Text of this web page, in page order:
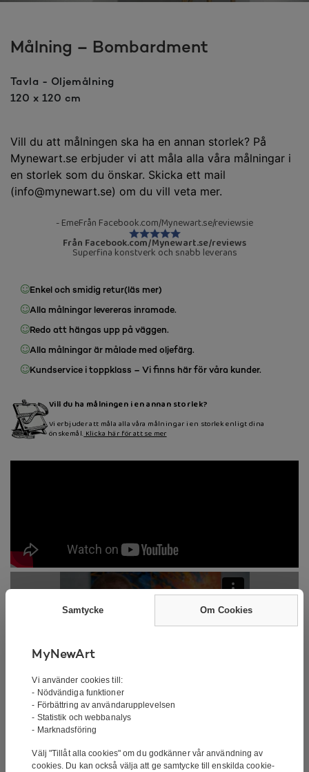
Målning – Bombardment
Tavla - Oljemålning
120 x 120 cm
Vill du att målningen ska ha en annan storlek? På
Mynewart.se erbjuder vi att måla alla våra målningar i
en storlek som du önskar. Skicka ett mail
(info@mynewart.se) om du vill veta mer.
- EmeFrån Facebook.com/Mynewart.se/reviewsie
Från Facebook.com/Mynewart.se/reviews
Superfina konstverk och snabb leverans
Enkel och smidig retur(läs mer)
Alla målningar levereras inramade.
Redo att hängas upp på väggen.
Alla målningar är målade med oljefärg.
Kundservice i toppklass – Vi finns här för våra kunder.
Vill du ha målningen i en annan storlek?
Vi erbjuder att måla alla våra målningar i en storlek enligt dina
önskemål.Klicka här för att se mer
Handmålade Oljemålning –
Bombardment
Samtycke Om Cookies
MyNewArt
Vi använder cookies till:
- Nödvändiga funktioner
- Förbättring av användarupplevelsen
- Statistik och webbanalys
- Marknadsföring
Välj "Tillåt alla cookies" om du godkänner vår användning av
cookies. Du kan också välja att ge samtycke till enskilda cookie-